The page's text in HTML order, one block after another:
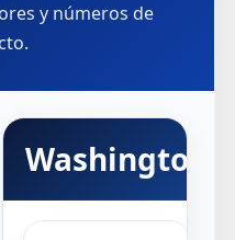
y números de
Washington